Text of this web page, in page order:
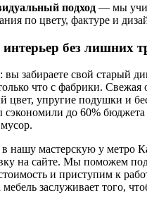
подход — мы
по цвету, фактуре и
без лишних
вы забираете свой старый
что с фабрики. Свежая
цвет, упругие подушки и
до 60%
нашу мастерскую у метро
на сайте. Мы поможем
и приступим к
заслуживает того,